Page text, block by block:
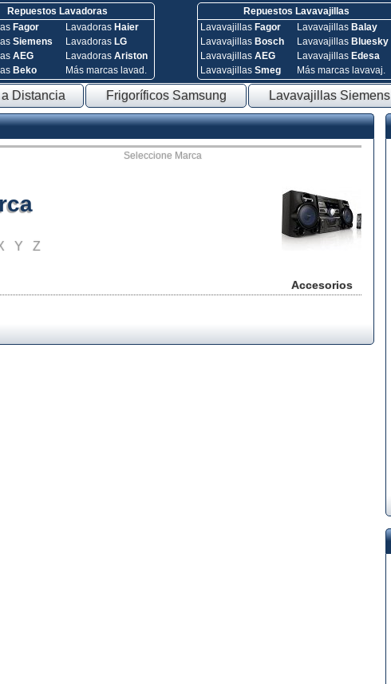
Repuestos Lavadoras
Fagor
Siemens
AEG
Beko
Lavadoras Haier
Lavadoras LG
Lavadoras Ariston
Más marcas lavad.
Repuestos Lavavajillas
Lavavajillas Fagor
Lavavajillas Bosch
Lavavajillas AEG
Lavavajillas Smeg
Lavavajillas Balay
Lavavajillas Bluesky
Lavavajillas Edesa
Más marcas lavavaj.
Distancia Frigoríficos Samsung Lavavajillas Siemens
Seleccione Marca
Accesorios
Y Z